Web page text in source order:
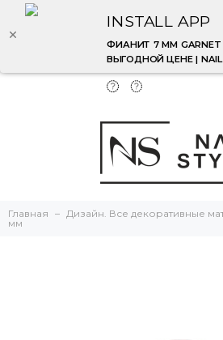
INSTALL APP
ФИАНИТ 7 ММ
ВЫГОДНОЙ ЦЕНЕ | NAIL
Главная Дизайн. Все декоративные
мм